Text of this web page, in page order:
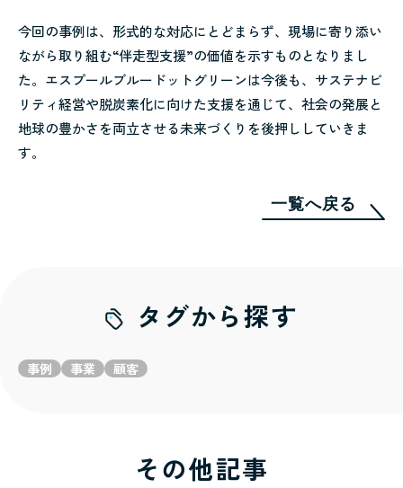
今回の事例は、形式的な対応にとどまらず、現場に寄り添い
ながら取り組む“伴走型支援”の価値を示すものとなりまし
た。エスプールブルードットグリーンは今後も、サステナビ
リティ経営や脱炭素化に向けた支援を通じて、社会の発展と
地球の豊かさを両立させる未来づくりを後押ししていきま
す。
一覧へ戻る
タグから探す
事例 事業 顧客
その他記事